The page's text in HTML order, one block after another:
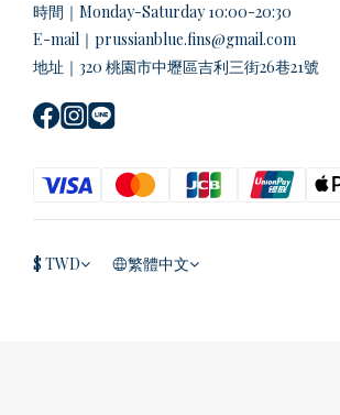
時間｜Monday-Saturday 10:00-20:30
E-mail｜prussianblue.fins@gmail.com
地址｜320 桃園市中壢區吉利三街26巷21號
$ TWD 繁體中文